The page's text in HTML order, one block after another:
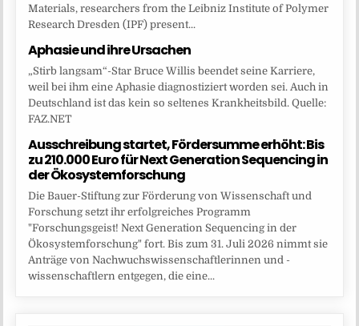
Materials, researchers from the Leibniz Institute of Polymer
Research Dresden (IPF) present...
Aphasie und ihre Ursachen
„Stirb langsam“-Star Bruce Willis beendet seine Karriere,
weil bei ihm eine Aphasie diagnostiziert worden sei. Auch in
Deutschland ist das kein so seltenes Krankheitsbild. Quelle:
FAZ.NET
Ausschreibung startet, Fördersumme erhöht: Bis
zu 210.000 Euro für Next Generation Sequencing in
der Ökosystemforschung
Die Bauer-Stiftung zur Förderung von Wissenschaft und
Forschung setzt ihr erfolgreiches Programm
"Forschungsgeist! Next Generation Sequencing in der
Ökosystemforschung" fort. Bis zum 31. Juli 2026 nimmt sie
Anträge von Nachwuchswissenschaftlerinnen und -
wissenschaftlern entgegen, die eine...